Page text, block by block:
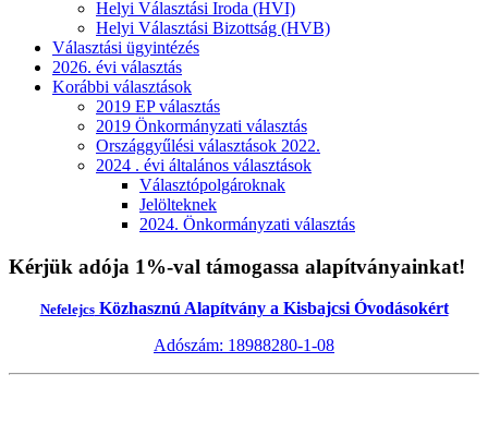
Helyi Választási Iroda (HVI)
Helyi Választási Bizottság (HVB)
Választási ügyintézés
2026. évi választás
Korábbi választások
2019 EP választás
2019 Önkormányzati választás
Országgyűlési választások 2022.
2024 . évi általános választások
Választópolgároknak
Jelölteknek
2024. Önkormányzati választás
Kérjük adója 1%-val támogassa alapítványainkat!
NefelejcsKözhasznú Alapítvány a Kisbajcsi Óvodásokért
Adószám: 18988280-1-08